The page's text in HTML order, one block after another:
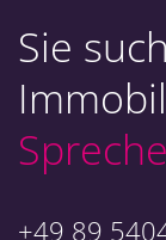
Sie
+49 89